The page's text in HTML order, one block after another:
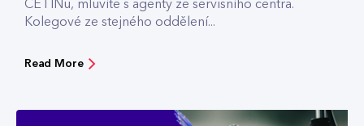
CETINu, mluvíte s agenty ze servisního centra.
Kolegové ze stejného oddělení...
Read More